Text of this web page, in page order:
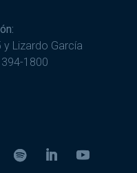
Lizardo García
1800